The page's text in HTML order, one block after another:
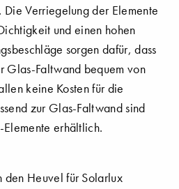
Verriegelung der Elemente
und einen hohen
sorgen dafür, dass
Glas-Faltwand bequem von
keine Kosten für die
zur Glas-Faltwand sind
erhältlich.
Heuvel für Solarlux